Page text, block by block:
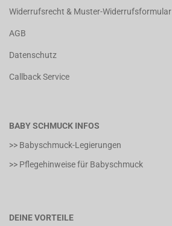
Widerrufsrecht & Muster-Widerrufsformular
AGB
Datenschutz
Callback Service
BABY SCHMUCK INFOS
>> Babyschmuck-Legierungen
>> Pflegehinweise für Babyschmuck
DEINE VORTEILE